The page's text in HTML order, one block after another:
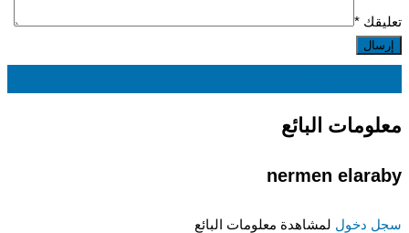
تعليقك *
معلومات البائع
nermen elaraby
سجل دخول لمشاهدة معلومات البائع